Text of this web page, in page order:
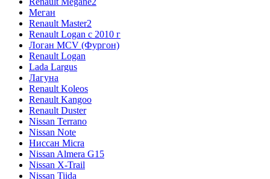
Меган
Renault Master2
Renault Logan c 2010 г
Логан МСV (Фургон)
Renault Logan
Lada Largus
Лагуна
Renault Koleos
Renault Kangoo
Renault Duster
Nissan Terrano
Nissan Note
Ниссан Micra
Nissan Almera G15
Nissan X-Trail
Nissan Tiida